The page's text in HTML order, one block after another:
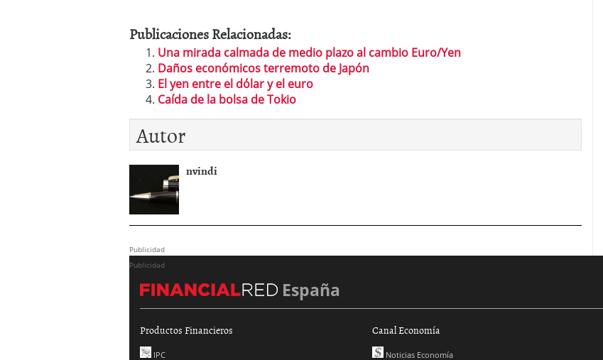
Publicaciones Relacionadas:
Una mirada calmada de medio plazo al cambio Euro/Yen
Daños económicos terremoto de Japón
El yen entre el dólar y el euro
Caída de la bolsa de Tokio
Autor
nvindi
Publicidad
Publicidad
España
Productos Financieros
IPC
Canal Economía
Noticias Economía